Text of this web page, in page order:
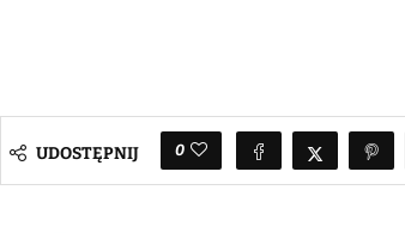
UDOSTĘPNIJ 0